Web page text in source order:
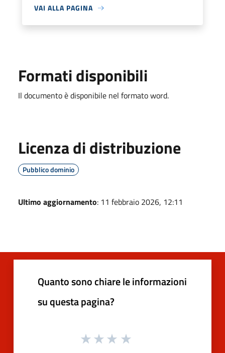
VAI ALLA PAGINA
Formati disponibili
Il documento è disponibile nel formato word.
Licenza di distribuzione
Pubblico dominio
Ultimo aggiornamento: 11 febbraio 2026, 12:11
Quanto sono chiare le informazioni
su questa pagina?